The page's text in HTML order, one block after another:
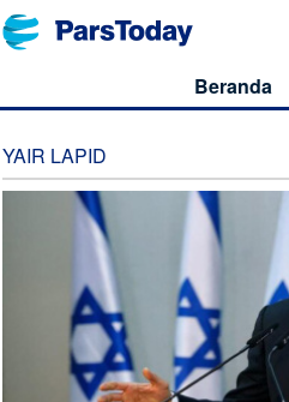
Beranda
YAIR LAPID